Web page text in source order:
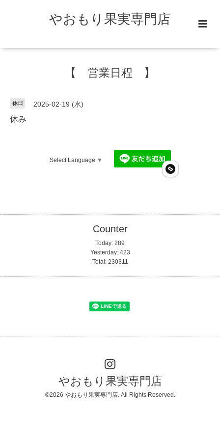
やおもり果実専門店
【 営業日程 】
休日 2025-02-19 (水)
休み
Select Language ▼
Counter
Today: 289
Yesterday: 423
Total: 230311
やおもり果実専門店
©2026 やおもり果実専門店. All Rights Reserved.